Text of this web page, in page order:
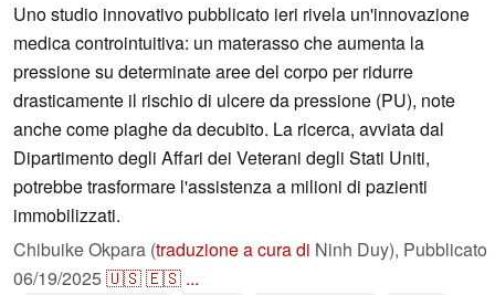
Uno studio innovativo pubblicato ieri rivela un'innovazione
medica controintuitiva: un materasso che aumenta la
pressione su determinate aree del corpo per ridurre
drasticamente il rischio di ulcere da pressione (PU), note
anche come piaghe da decubito. La ricerca, avviata dal
Dipartimento degli Affari dei Veterani degli Stati Uniti,
potrebbe trasformare l'assistenza a milioni di pazienti
immobilizzati.
Chibuike Okpara (traduzione a cura di Ninh Duy), Pubblicato
06/19/2025🇺🇸🇪🇸 ...